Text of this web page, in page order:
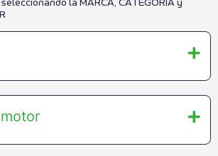
la MARCA, CATEGORÍA y